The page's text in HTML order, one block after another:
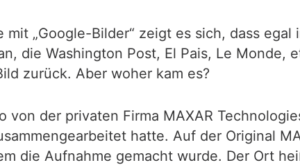
„Google-Bilder“ zeigt es sich, dass
die Washington Post, El Pais, Le Monde,
zurück. Aber woher kam es?
von der privaten Firma MAXAR
hatte. Auf der Original
die Aufnahme gemacht wurde. Der Ort